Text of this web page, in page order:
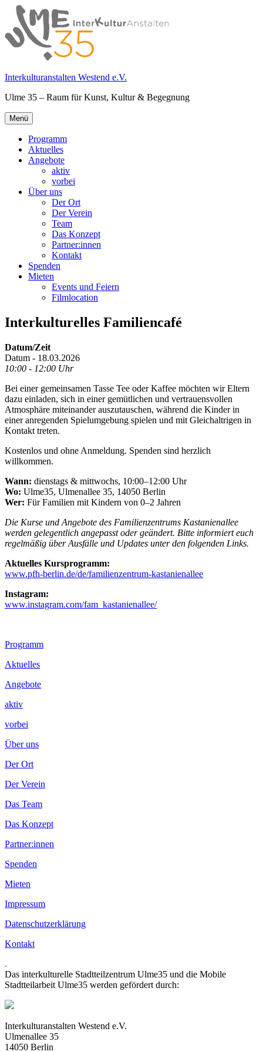
Springe
zum
Inhalt
Interkulturanstalten Westend e.V.
Ulme 35 – Raum für Kunst, Kultur & Begegnung
Primäres
Menü
Menü
Programm
Aktuelles
Angebote
aktiv
vorbei
Über uns
Der Ort
Der Verein
Team
Das Konzept
Partner:innen
Kontakt
Spenden
Mieten
Events und Feiern
Filmlocation
Interkulturelles Familiencafé
Datum/Zeit
Datum - 18.03.2026
10:00 - 12:00 Uhr
Bei einer gemeinsamen Tasse Tee oder Kaffee möchten wir Eltern
dazu einladen, sich in einer gemütlichen und vertrauensvollen
Atmosphäre miteinander auszutauschen, während die Kinder in
einer anregenden Spielumgebung spielen und mit Gleichaltrigen in
Kontakt treten.
Kostenlos und ohne Anmeldung. Spenden sind herzlich
willkommen.
Wann: dienstags & mittwochs, 10:00–12:00 Uhr
Wo: Ulme35, Ulmenallee 35, 14050 Berlin
Wer: Für Familien mit Kindern von 0–2 Jahren
Die Kurse und Angebote des Familienzentrums Kastanienallee
werden gelegentlich angepasst oder geändert. Bitte informiert euch
regelmäßig über Ausfälle und Updates unter den folgenden Links.
Aktuelles Kursprogramm:
www.pfh-berlin.de/de/familienzentrum-kastanienallee
Instagram:
www.instagram.com/fam_kastanienallee/
Footer
Inhalt
Programm
Aktuelles
Angebote
aktiv
vorbei
Über uns
Der Ort
Der Verein
Das Team
Das Konzept
Partner:innen
Spenden
Mieten
Impressum
Datenschutzerklärung
Kontakt
.
Das interkulturelle Stadtteilzentrum Ulme35 und die Mobile
Stadtteilarbeit Ulme35 werden gefördert durch:
Interkulturanstalten Westend e.V.
Ulmenallee 35
14050 Berlin